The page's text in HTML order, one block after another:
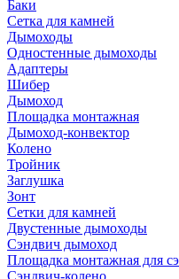
Баки
Сетка для камней
Дымоходы
Одностенные дымоходы
Адаптеры
Шибер
Дымоход
Площадка монтажная
Дымоход-конвектор
Колено
Тройник
Заглушка
Зонт
Сетки для камней
Двустенные дымоходы
Сэндвич дымоход
Площадка монтажная для
Сэндвич-колено